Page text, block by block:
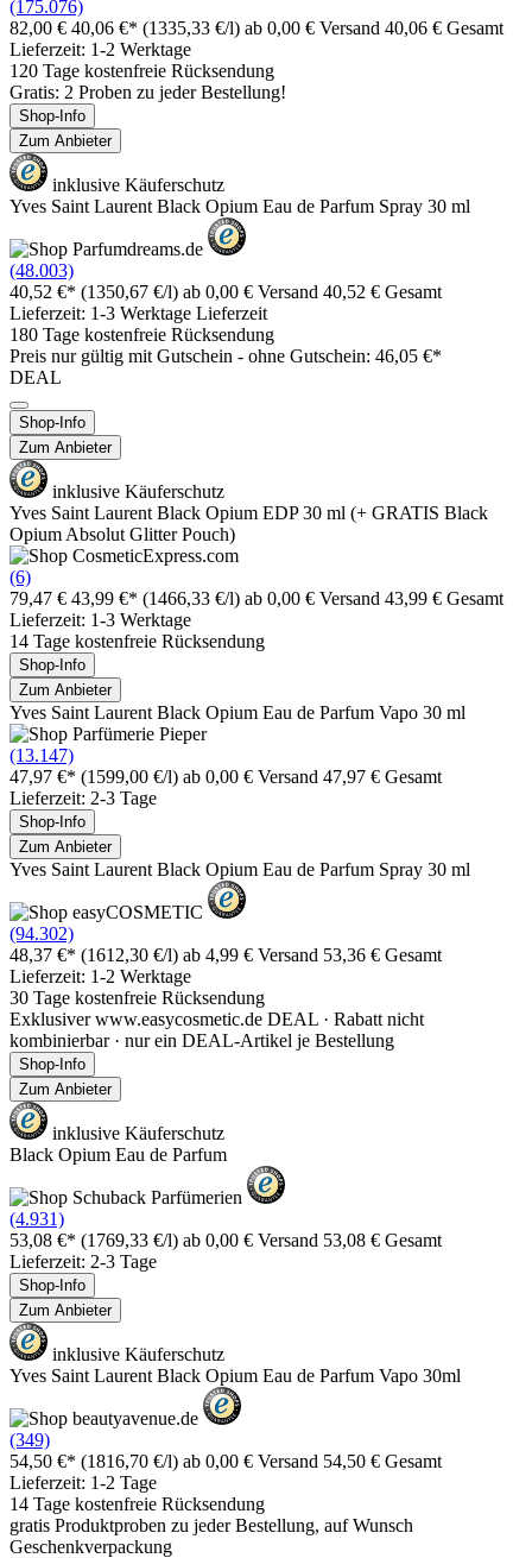
(175.076)
82,00 € 40,06 €* (1335,33 €/l) ab 0,00 € Versand 40,06 € Gesamt
Lieferzeit: 1-2 Werktage
120 Tage kostenfreie Rücksendung
Gratis: 2 Proben zu jeder Bestellung!
Shop-Info
Zum Anbieter
inklusive Käuferschutz
Yves Saint Laurent Black Opium Eau de Parfum Spray 30 ml
(48.003)
40,52 €* (1350,67 €/l) ab 0,00 € Versand 40,52 € Gesamt
Lieferzeit: 1-3 Werktage Lieferzeit
180 Tage kostenfreie Rücksendung
Preis nur gültig mit Gutschein - ohne Gutschein: 46,05 €*
DEAL
Shop-Info
Zum Anbieter
inklusive Käuferschutz
Yves Saint Laurent Black Opium EDP 30 ml (+ GRATIS Black
Opium Absolut Glitter Pouch)
(6)
79,47 € 43,99 €* (1466,33 €/l) ab 0,00 € Versand 43,99 € Gesamt
Lieferzeit: 1-3 Werktage
14 Tage kostenfreie Rücksendung
Shop-Info
Zum Anbieter
Yves Saint Laurent Black Opium Eau de Parfum Vapo 30 ml
(13.147)
47,97 €* (1599,00 €/l) ab 0,00 € Versand 47,97 € Gesamt
Lieferzeit: 2-3 Tage
Shop-Info
Zum Anbieter
Yves Saint Laurent Black Opium Eau de Parfum Spray 30 ml
(94.302)
48,37 €* (1612,30 €/l) ab 4,99 € Versand 53,36 € Gesamt
Lieferzeit: 1-2 Werktage
30 Tage kostenfreie Rücksendung
Exklusiver www.easycosmetic.de DEAL · Rabatt nicht
kombinierbar · nur ein DEAL-Artikel je Bestellung
Shop-Info
Zum Anbieter
inklusive Käuferschutz
Black Opium Eau de Parfum
(4.931)
53,08 €* (1769,33 €/l) ab 0,00 € Versand 53,08 € Gesamt
Lieferzeit: 2-3 Tage
Shop-Info
Zum Anbieter
inklusive Käuferschutz
Yves Saint Laurent Black Opium Eau de Parfum Vapo 30ml
(349)
54,50 €* (1816,70 €/l) ab 0,00 € Versand 54,50 € Gesamt
Lieferzeit: 1-2 Tage
14 Tage kostenfreie Rücksendung
gratis Produktproben zu jeder Bestellung, auf Wunsch
Geschenkverpackung